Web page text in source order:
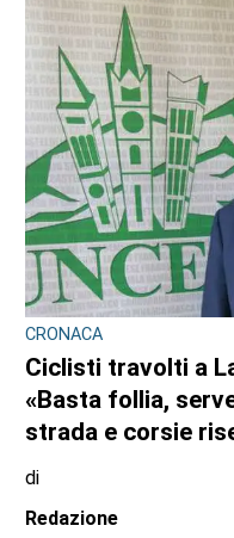
CRONACA
Ciclisti travolti a
«Basta follia,
strada e corsie
di
Redazione